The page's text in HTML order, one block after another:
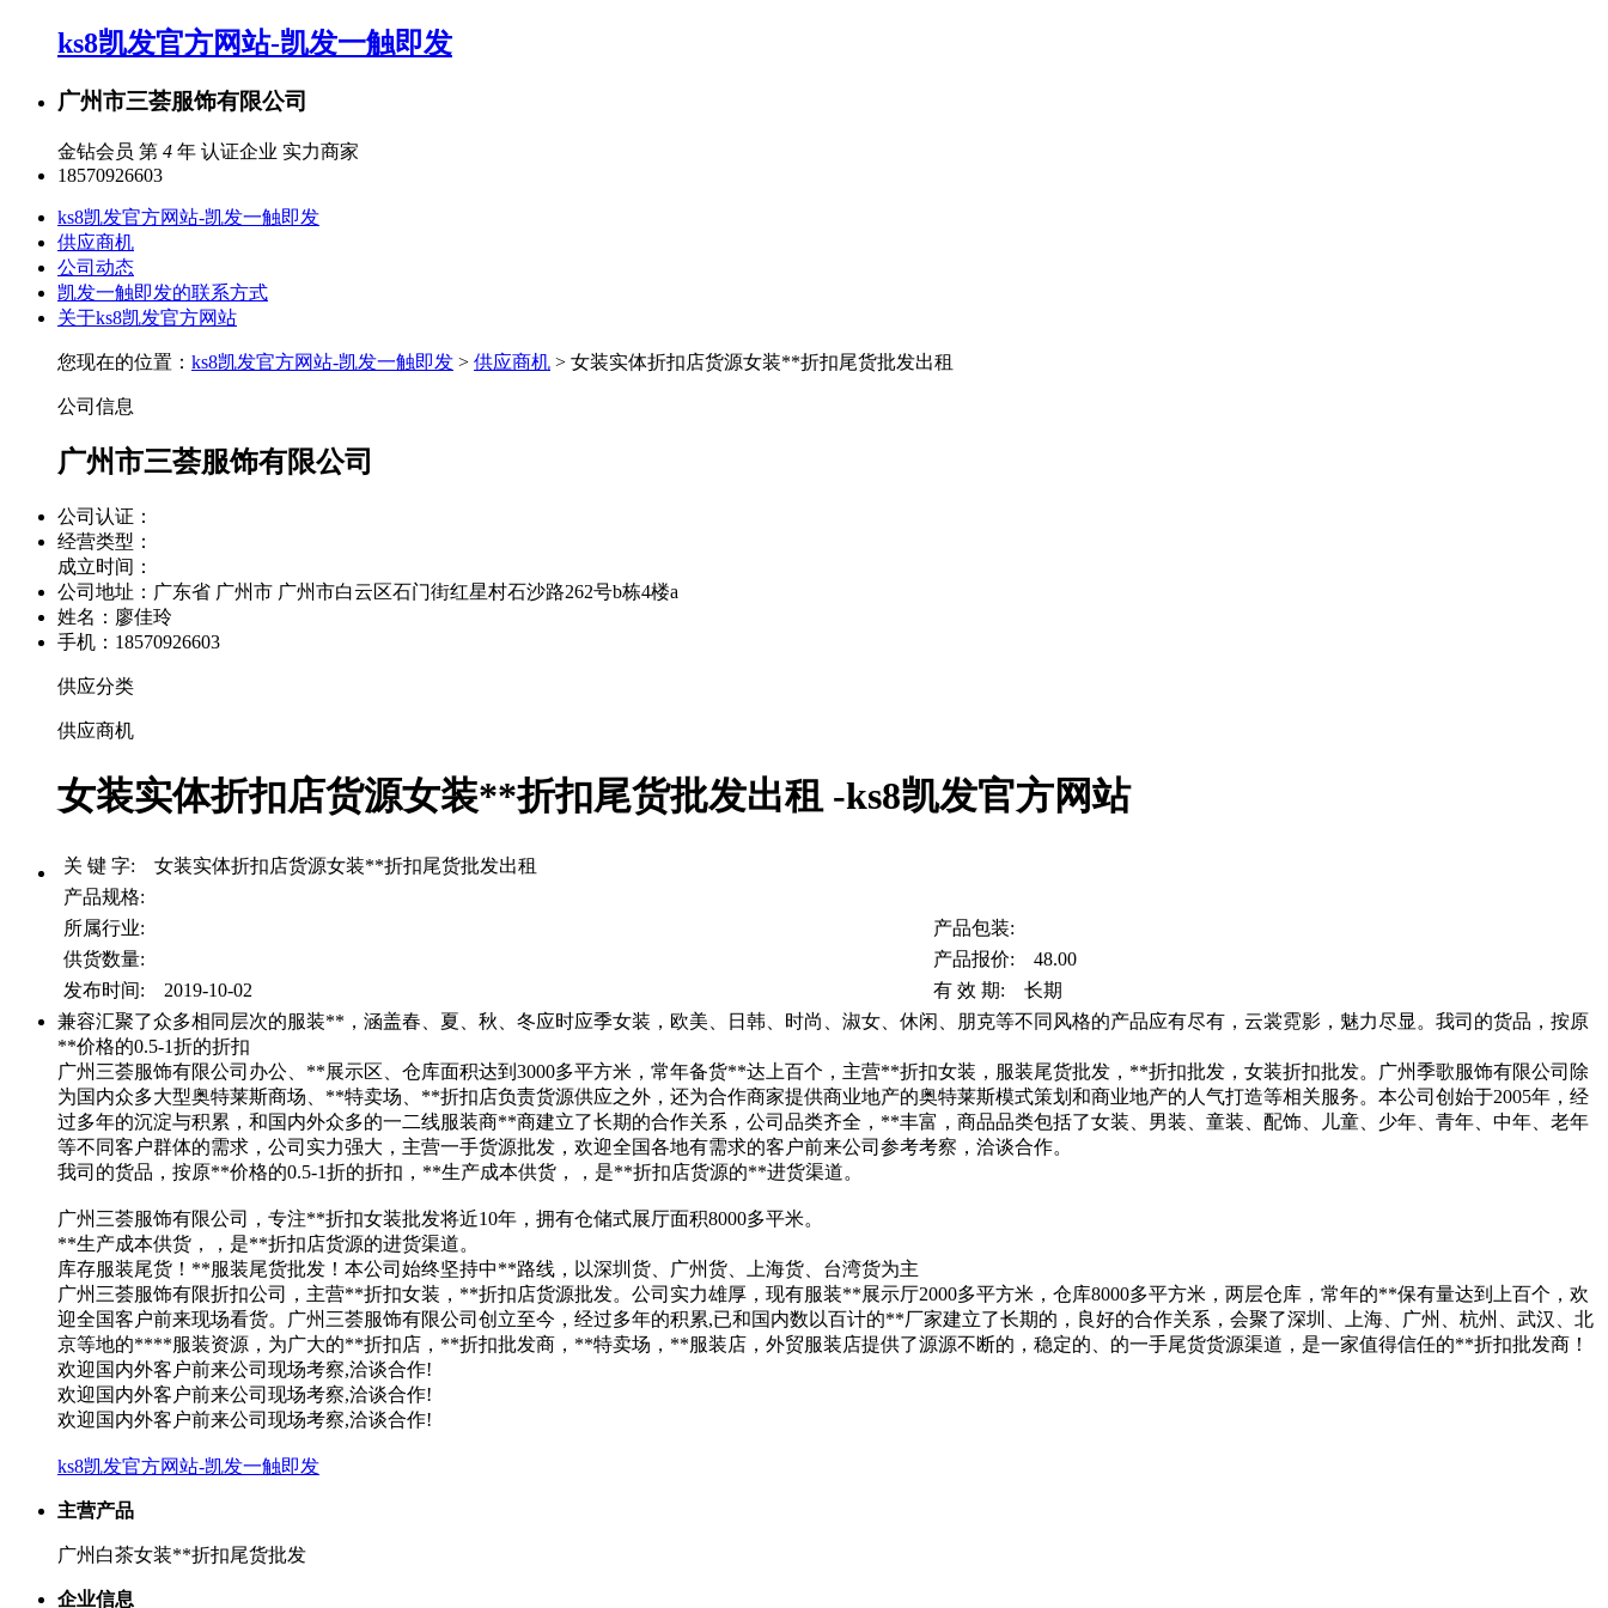
ks8凯发官方网站-凯发一触即发
广州市三荟服饰有限公司
金钻会员 第 4 年 认证企业 实力商家
18570926603
ks8凯发官方网站-凯发一触即发
供应商机
公司动态
凯发一触即发的联系方式
关于ks8凯发官方网站
您现在的位置： ks8凯发官方网站-凯发一触即发 > 供应商机 > 女装实体折扣店货源女装**折扣尾货批发出租
公司信息
广州市三荟服饰有限公司
公司认证：
经营类型：
成立时间：
公司地址： 广东省 广州市 广州市白云区石门街红星村石沙路262号b栋4楼a
姓名：廖佳玲
手机：18570926603
供应分类
供应商机
女装实体折扣店货源女装**折扣尾货批发出租 -ks8凯发官方网站
关 键 字: 女装实体折扣店货源女装**折扣尾货批发出租
产品规格:
所属行业:
产品包装:
供货数量:
产品报价: 48.00
发布时间: 2019-10-02
有 效 期: 长期
兼容汇聚了众多相同层次的服装**，涵盖春、夏、秋、冬应时应季女装，欧美、日韩、时尚、淑女、休闲、朋克等不同风格的产品应有尽有，云裳霓影，魅力尽显。我司的货品，按原
**价格的0.5-1折的折扣
广州三荟服饰有限公司办公、**展示区、仓库面积达到3000多平方米，常年备货**达上百个，主营**折扣女装，服装尾货批发，**折扣批发，女装折扣批发。广州季歌服饰有限公司除
为国内众多大型奥特莱斯商场、**特卖场、**折扣店负责货源供应之外，还为合作商家提供商业地产的奥特莱斯模式策划和商业地产的人气打造等相关服务。本公司创始于2005年，经
过多年的沉淀与积累，和国内外众多的一二线服装商**商建立了长期的合作关系，公司品类齐全，**丰富，商品品类包括了女装、男装、童装、配饰、儿童、少年、青年、中年、老年
等不同客户群体的需求，公司实力强大，主营一手货源批发，欢迎全国各地有需求的客户前来公司参考考察，洽谈合作。
我司的货品，按原**价格的0.5-1折的折扣，**生产成本供货，，是**折扣店货源的**进货渠道。
广州三荟服饰有限公司，专注**折扣女装批发将近10年，拥有仓储式展厅面积8000多平米。
**生产成本供货，，是**折扣店货源的进货渠道。
库存服装尾货！**服装尾货批发！本公司始终坚持中**路线，以深圳货、广州货、上海货、台湾货为主
广州三荟服饰有限折扣公司，主营**折扣女装，**折扣店货源批发。公司实力雄厚，现有服装**展示厅2000多平方米，仓库8000多平方米，两层仓库，常年的**保有量达到上百个，欢
迎全国客户前来现场看货。广州三荟服饰有限公司创立至今，经过多年的积累,已和国内数以百计的**厂家建立了长期的，良好的合作关系，会聚了深圳、上海、广州、杭州、武汉、北
京等地的****服装资源，为广大的**折扣店，**折扣批发商，**特卖场，**服装店，外贸服装店提供了源源不断的，稳定的、的一手尾货货源渠道，是一家值得信任的**折扣批发商！
欢迎国内外客户前来公司现场考察,洽谈合作!
欢迎国内外客户前来公司现场考察,洽谈合作!
欢迎国内外客户前来公司现场考察,洽谈合作!
ks8凯发官方网站-凯发一触即发
主营产品
广州白茶女装**折扣尾货批发
企业信息